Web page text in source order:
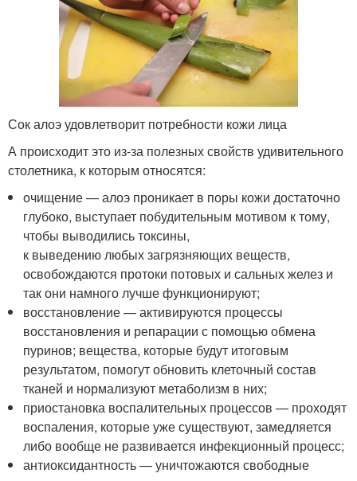
Сок алоэ удовлетворит потребности кожи лица
А происходит это из-за полезных свойств удивительного
столетника, к которым относятся:
очищение — алоэ проникает в поры кожи достаточно
глубоко, выступает побудительным мотивом к тому,
чтобы выводились токсины,
к выведению любых загрязняющих веществ,
освобождаются протоки потовых и сальных желез и
так они намного лучше функционируют;
восстановление — активируются процессы
восстановления и репарации с помощью обмена
пуринов; вещества, которые будут итоговым
результатом, помогут обновить клеточный состав
тканей и нормализуют метаболизм в них;
приостановка воспалительных процессов — проходят
воспаления, которые уже существуют, замедляется
либо вообще не развивается инфекционный процесс;
антиоксидантность — уничтожаются свободные